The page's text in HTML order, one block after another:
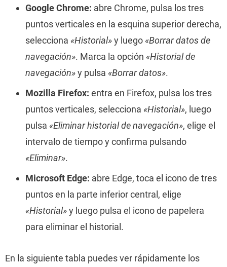
Google Chrome: abre Chrome, pulsa los tres
puntos verticales en la esquina superior derecha,
selecciona «Historial»y luego «Borrar datos de
navegación». Marca la opción «Historial de
navegación»y pulsa «Borrar datos».
Mozilla Firefox: entra en Firefox, pulsa los tres
puntos verticales, selecciona «Historial», luego
pulsa «Eliminar historial de navegación», elige el
intervalo de tiempo y confirma pulsando
«Eliminar».
Microsoft Edge: abre Edge, toca el icono de tres
puntos en la parte inferior central, elige
«Historial»y luego pulsa el icono de papelera
para eliminar el historial.
En la siguiente tabla puedes ver rápidamente los